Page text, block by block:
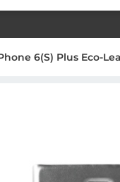
6(S) Plus Eco-